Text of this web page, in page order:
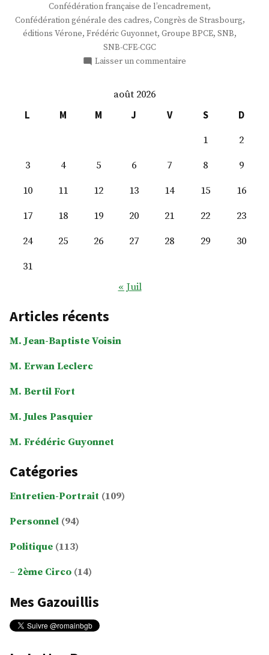
Confédération française de l’encadrement,
Confédération générale des cadres, Congrès de Strasbourg,
éditions Vérone, Frédéric Guyonnet, Groupe BPCE, SNB,
SNB-CFE-CGC
Laisser un commentaire
août 2026
L
M M J V S
D
1
2
3
4 5 6 7 8
9
10
11 12 13 14 15
16
17
18 19 20 21 22
23
24
25 26 27 28 29
30
31
« Juil
Articles récents
M. Jean-Baptiste Voisin
M. Erwan Leclerc
M. Bertil Fort
M. Jules Pasquier
M. Frédéric Guyonnet
Catégories
Entretien-Portrait (109)
Personnel (94)
Politique (113)
2ème Circo (14)
Mes Gazouillis